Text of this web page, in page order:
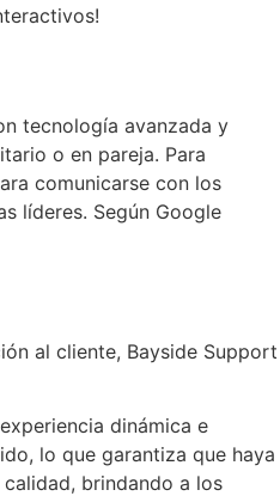
tecnología avanzada y
o en pareja. Para
comunicarse con los
líderes. Según Google
al cliente, Bayside Support
dinámica e
lo que garantiza que haya
brindando a los